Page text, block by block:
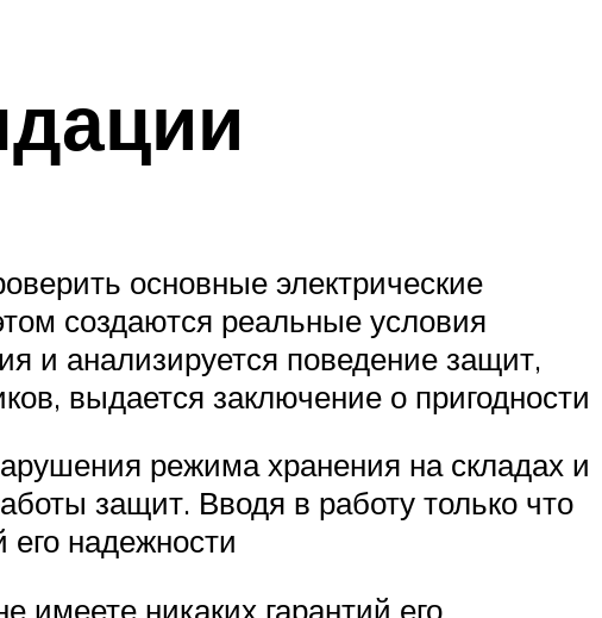
основные электрические
создаются реальные условия
и анализируется поведение защит,
выдается заключение о пригодности
режима хранения на складах и
защит. Вводя в работу только что
надежности
имеете никаких гарантий его